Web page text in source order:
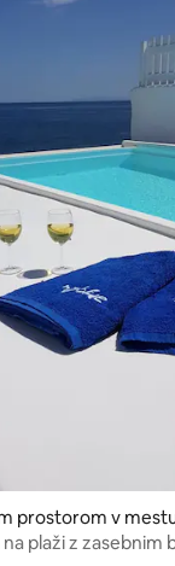
prostorom v
plaži z zasebnim